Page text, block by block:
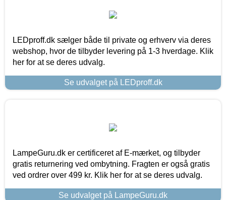
LEDproff.dk sælger både til private og erhverv via deres
webshop, hvor de tilbyder levering på 1-3 hverdage. Klik
her for at se deres udvalg.
Se udvalget på LEDproff.dk
LampeGuru.dk er certificeret af E-mærket, og tilbyder
gratis returnering ved ombytning. Fragten er også gratis
ved ordrer over 499 kr. Klik her for at se deres udvalg.
Se udvalget på LampeGuru.dk